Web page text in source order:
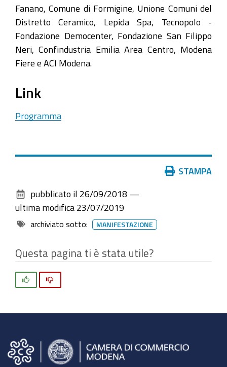
Fanano, Comune di Formigine, Unione Comuni del
Distretto Ceramico, Lepida Spa, Tecnopolo -
Fondazione Democenter, Fondazione San Filippo
Neri, Confindustria Emilia Area Centro, Modena
Fiere e ACI Modena.
Link
Programma
documento
STAMPA
pubblicato il 26/09/2018 —
ultima modifica 23/07/2019
archiviato sotto: MANIFESTAZIONE
Questa pagina ti è stata utile?